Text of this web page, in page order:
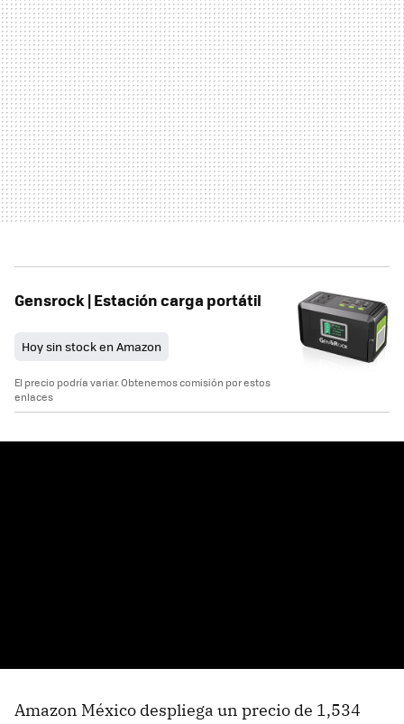
Gensrock | Estación carga portátil
Hoy sin stock en Amazon
El precio podría variar. Obtenemos comisión por estos
enlaces
Amazon México despliega un precio de 1,534